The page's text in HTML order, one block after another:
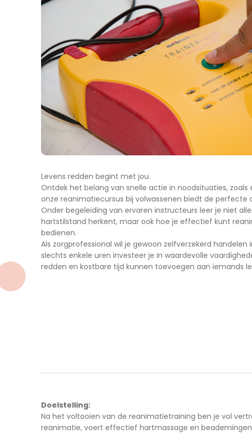
Levens redden begint met jou.
Ontdek het belang van snelle actie in noodsituaties, zoals
onze reanimatiecursus bij volwassenen biedt de perfecte
Onder begeleiding van ervaren instructeurs leer je niet
hartstilstand herkent, maar ook hoe je effectief kunt
bedienen.
Als zorgprofessional wil je gewoon zelfverzekerd handelen
slechts enkele uren investeer je in waardevolle
redden en kostbare tijd kunnen toevoegen aan iemands
Doelstelling:
Na het voltooien van de reanimatietraining ben je vol
reanimatie, voert effectief hartmassage en beademingen